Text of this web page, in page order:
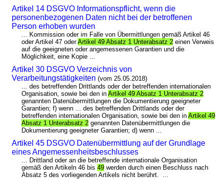
Artikel 14 DSGVO Informationspflicht, wenn die
personenbezogenen Daten nicht bei der betroffenen
Person erhoben wurden
... Kommission oder im Falle von Übermittlungen gemäß Artikel 46
oder Artikel 47 oderArtikel 49 Absatz 1 Unterabsatz 2 einen Verweis
auf die geeigneten oder angemessenen Garantien und die
Möglichkeit, eine Kopie ...
Artikel 30 DSGVO Verzeichnis von
Verarbeitungstätigkeiten (vom 25.05.2018)
... des betreffenden Drittlands oder der betreffenden internationalen
Organisation, sowie bei den inArtikel 49 Absatz 1 Unterabsatz 2
genannten Datenübermittlungen die Dokumentierung geeigneter
Garantien; f) wenn ... des betreffenden Drittlands oder der
betreffenden internationalen Organisation, sowie bei den inArtikel 49
Absatz 1 Unterabsatz 2 genannten Datenübermittlungen die
Dokumentierung geeigneter Garantien; d) wenn ...
Artikel 45 DSGVO Datenübermittlung auf der Grundlage
eines Angemessenheitsbeschlusses
... Drittland oder an die betreffende internationale Organisation
gemäß den Artikeln 46 bis49 werden durch einen Beschluss nach
Absatz 5 des vorliegenden Artikels nicht berührt. ...